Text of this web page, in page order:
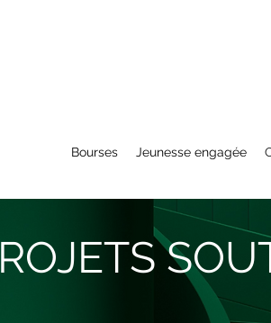
Bourses Jeunesse engagée